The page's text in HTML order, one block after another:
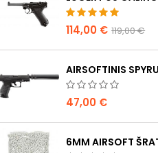
114,00 € 119,00 €
47,00 €